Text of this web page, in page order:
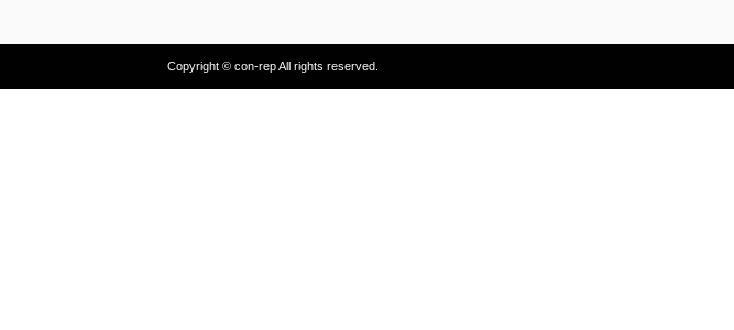
Copyright © con-rep All rights reserved.